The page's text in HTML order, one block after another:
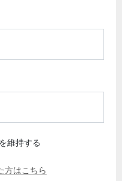
維持する
方はこちら